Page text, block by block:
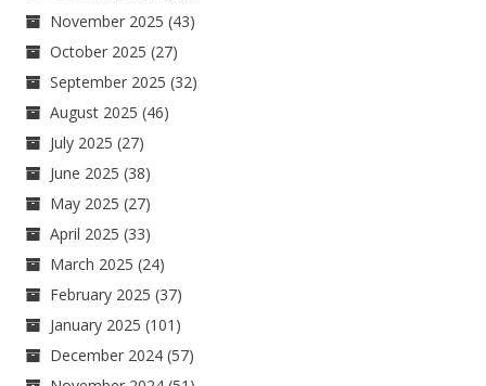
November 2025 (43)
October 2025 (27)
September 2025 (32)
August 2025 (46)
July 2025 (27)
June 2025 (38)
May 2025 (27)
April 2025 (33)
March 2025 (24)
February 2025 (37)
January 2025 (101)
December 2024 (57)